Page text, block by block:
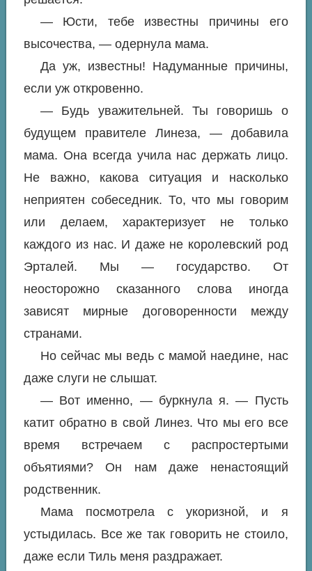
— Юсти, тебе известны причины его
высочества, — одернула мама.
Да уж, известны! Надуманные причины,
если уж откровенно.
— Будь уважительней. Ты говоришь о
будущем правителе Линеза, — добавила
мама. Она всегда учила нас держать лицо.
Не важно, какова ситуация и насколько
неприятен собеседник. То, что мы говорим
или делаем, характеризует не только
каждого из нас. И даже не королевский род
Эрталей. Мы — государство. От
неосторожно сказанного слова иногда
зависят мирные договоренности между
странами.
Но сейчас мы ведь с мамой наедине, нас
даже слуги не слышат.
— Вот именно, — буркнула я. — Пусть
катит обратно в свой Линез. Что мы его все
время встречаем с распростертыми
объятиями? Он нам даже ненастоящий
родственник.
Мама посмотрела с укоризной, и я
устыдилась. Все же так говорить не стоило,
даже если Тиль меня раздражает.